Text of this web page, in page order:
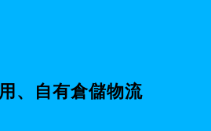
、自有倉儲物流